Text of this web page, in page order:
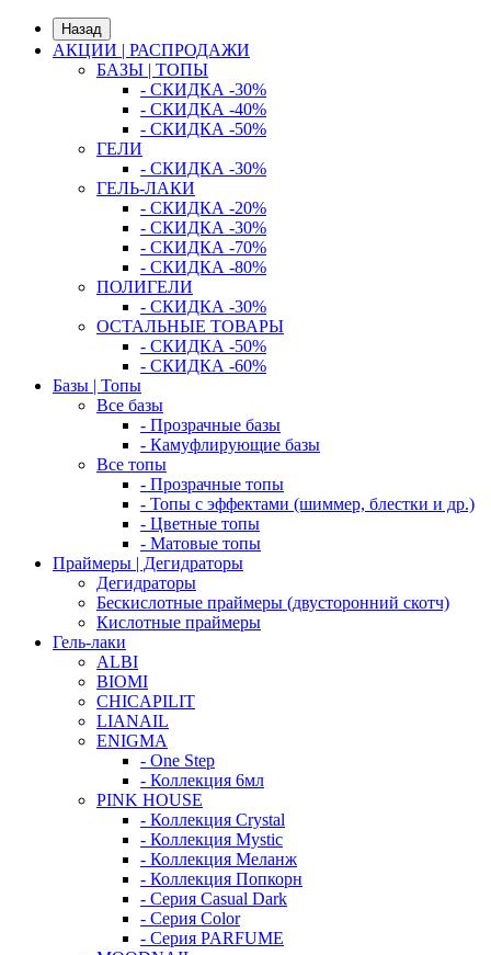
Назад
АКЦИИ | РАСПРОДАЖИ
БАЗЫ | ТОПЫ
- СКИДКА -30%
- СКИДКА -40%
- СКИДКА -50%
ГЕЛИ
- СКИДКА -30%
ГЕЛЬ-ЛАКИ
- СКИДКА -20%
- СКИДКА -30%
- СКИДКА -70%
- СКИДКА -80%
ПОЛИГЕЛИ
- СКИДКА -30%
ОСТАЛЬНЫЕ ТОВАРЫ
- СКИДКА -50%
- СКИДКА -60%
Базы | Топы
Все базы
- Прозрачные базы
- Камуфлирующие базы
Все топы
- Прозрачные топы
- Топы с эффектами (шиммер, блестки и др.)
- Цветные топы
- Матовые топы
Праймеры | Дегидраторы
Дегидраторы
Бескислотные праймеры (двусторонний скотч)
Кислотные праймеры
Гель-лаки
ALBI
BIOMI
CHICAPILIT
LIANAIL
ENIGMA
- One Step
- Коллекция 6мл
PINK HOUSE
- Коллекция Crystal
- Коллекция Mystic
- Коллекция Меланж
- Коллекция Попкорн
- Серия Casual Dark
- Серия Color
- Серия PARFUME